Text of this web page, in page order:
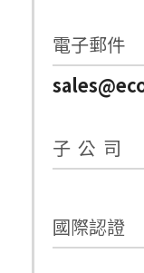
電子郵件
子 公 司
國際認證